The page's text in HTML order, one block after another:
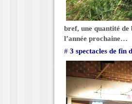
bref, une quantité
l’année prochaine…
# 3 spectacles de fin